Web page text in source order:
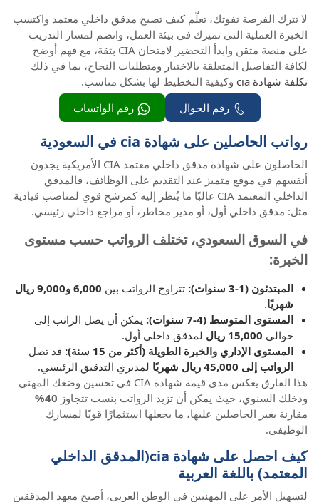
لا تترك الفرصة تفوتك، تعلّم كيف تصبح مدقق داخلي معتمد واكتسب
الخبرة العملية التي تميزك في بيئة العمل، وانضم لمسار التدريب
على منصة متقن وابدأ التحضير لامتحان CIA بثقة، مع فهم أوضح
لكافة التفاصيل المتعلقة بالاختبار ومتطلبات النجاح، بما في ذلك
تكلفة شهادة cia
وكيفية التخطيط لها بشكل مناسب.
رقم الجوال
رقم الواتساب
رواتب الحاصلين على شهادة cia في السعودية
الحاصلون على شهادة مدقق داخلي معتمد CIA الأمريكية يجدون
أنفسهم في موقع متميز عند التقديم على الوظائف، فالمدقق
الداخلي المعتمد CIA غالبًا ما يُنظر إليه كمرشح قوي لمناصب قيادية
مثل: مدقق داخلي أول، أو مدير مخاطر، أو مراجع داخلي رئيسي.
في السوق السعودي، تختلف الرواتب حسب مستوى
الخبرة:
المبتدئون (1-3 سنوات): تتراوح الرواتب بين
6,000 و9,000 ريال
شهريًا.
المستوى المتوسط (4-7 سنوات):
يمكن أن يصل الراتب إلى
حوالي 15,000 ريال
لمدقق داخلي أول.
المستوى الإداري والخبرة الطويلة (أكثر من 15 سنة):
قد تصل
الرواتب إلى 45,000 ريال شهريًا
لمديري التدقيق الرئيسي.
هذا الفارق يعكس مدى قيمة شهادة CIA في تحسين وضعك المهني
ودخلك السنوي، حيث يمكن أن تزيد الرواتب بنسب تتجاوز 40%
مقارنة بغير الحاصلين عليها، ما يجعلها استثمارًا قويًا لمسارك
الوظيفي.
كيف احصل على شهادة cia(المدقق الداخلي
المعتمد) باللغة العربية
لتسهيل الأمر على المهنيين في الوطن العربي، أصبح معهد المدققين